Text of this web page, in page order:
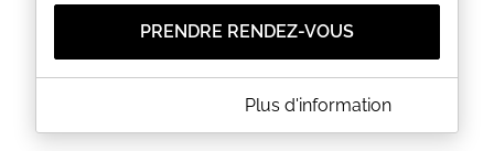
PRENDRE RENDEZ-VOUS
A PROPOS DE SOPHIE BRILLAND PSYCHOLOGUE -
Plus d'information